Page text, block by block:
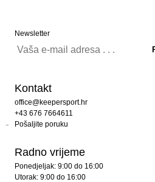
Newsletter
Kontakt
office@keepersport.hr
+43 676 7664611
Pošaljite poruku
Radno vrijeme
Ponedjeljak: 9:00 do 16:00
Utorak: 9:00 do 16:00